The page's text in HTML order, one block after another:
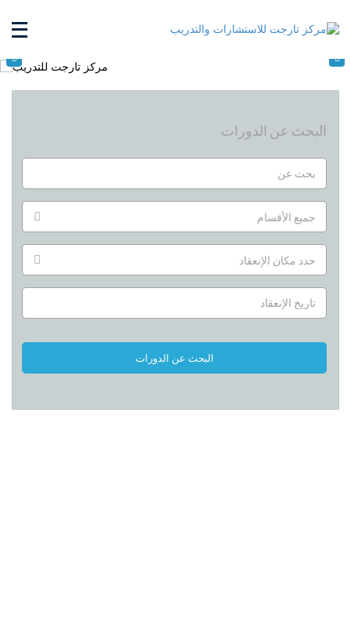
البحث عن الدورات
جميع الأقسام
حدد مكان الإنعقاد